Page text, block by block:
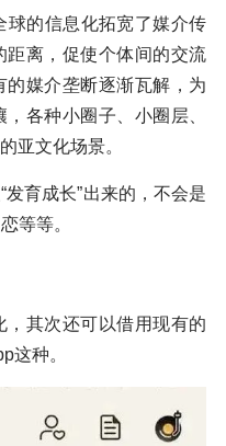
球的信息化拓宽了媒介传
离，促使个体间的交流
媒介垄断逐渐瓦解，为
各种小圈子、小圈层、
亚文化场景。
育成长”出来的，不会是
等等。
其次还可以借用现有的
这种。